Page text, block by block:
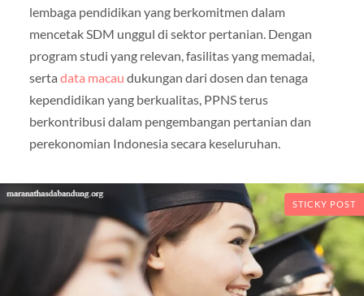
lembaga pendidikan yang berkomitmen dalam
mencetak SDM unggul di sektor pertanian. Dengan
program studi yang relevan, fasilitas yang memadai,
serta data macau dukungan dari dosen dan tenaga
kependidikan yang berkualitas, PPNS terus
berkontribusi dalam pengembangan pertanian dan
perekonomian Indonesia secara keseluruhan.
STICKY POST